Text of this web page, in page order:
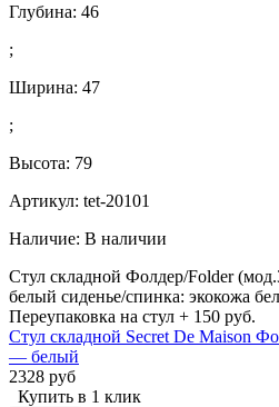
Глубина: 46
;
Ширина: 47
;
Высота: 79
Артикул: tet-20101
Наличие: В наличии
Стул складной Фолдер/Folder
белый сиденье/спинка: экокожа
Переупаковка на стул + 150 руб.
Стул складной Secret De Maison
— белый
2328 руб
Купить в 1 клик